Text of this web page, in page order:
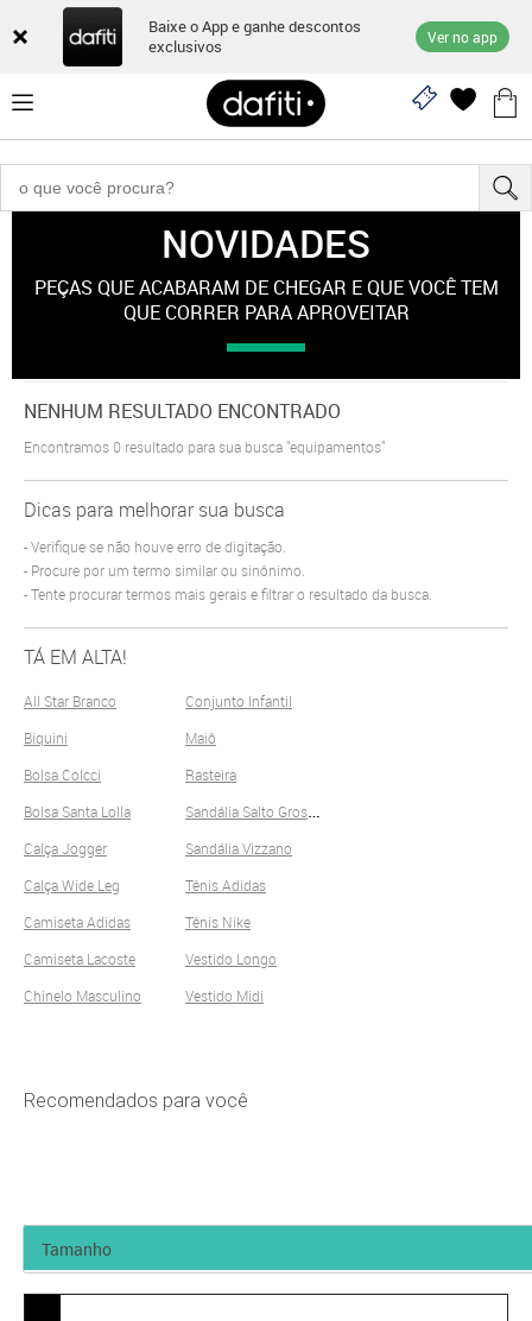
Baixe o App e ganhe descontos
exclusivos
Ver no app
NOVIDADES
PEÇAS QUE ACABARAM DE CHEGAR E QUE VOCÊ TEM
QUE CORRER PARA APROVEITAR
NENHUM RESULTADO ENCONTRADO
Encontramos0 resultado para sua busca"equipamentos"
Dicas para melhorar sua busca
Verifique se não houve erro de digitação.
Procure por um termo similar ou sinônimo.
Tente procurar termos mais gerais e filtrar o resultado da busca.
TÁ EM ALTA!
All Star Branco
Biquini
Bolsa Colcci
Bolsa Santa Lolla
Calça Jogger
Calça Wide Leg
Camiseta Adidas
Camiseta Lacoste
Chinelo Masculino
Conjunto Infantil
Maiô
Rasteira
S
andália Salto Grosso
Sandália Vizzano
Tênis Adidas
Tênis Nike
Vestido Longo
Vestido Midi
Recomendados para você